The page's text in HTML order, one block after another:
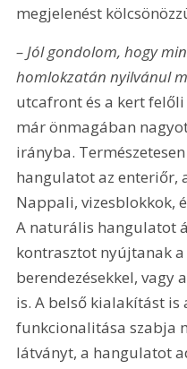
megjelenést
– Jól gondolom, hogy
homlokzatán nyilvánul
utcafront és a kert
már önmagában
irányba.
hangulatot az enteriőr,
Nappali, vizesblokkok,
A naturális hangulatot
kontrasztot nyújtanak
berendezésekkel, vagy
is. A belső kialakítást is
funkcionalitása szabja
látványt, a hangulatot